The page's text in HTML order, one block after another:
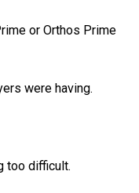
or Orthos Prime
were having.
too difficult.